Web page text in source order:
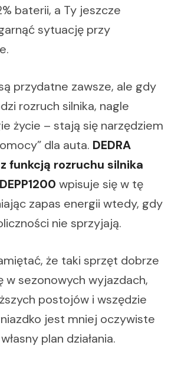
baterii, a Ty jeszcze
sytuację przy
przydatne zawsze, ale gdy
rozruch silnika, nagle
życie – stają się narzędziem
dla auta. DEDRA
funkcją rozruchu silnika
wpisuje się w tę
zapas energii wtedy, gdy
nie sprzyjają.
że taki sprzęt dobrze
w sezonowych wyjazdach,
postojów i wszędzie
jest mniej oczywiste
plan działania.